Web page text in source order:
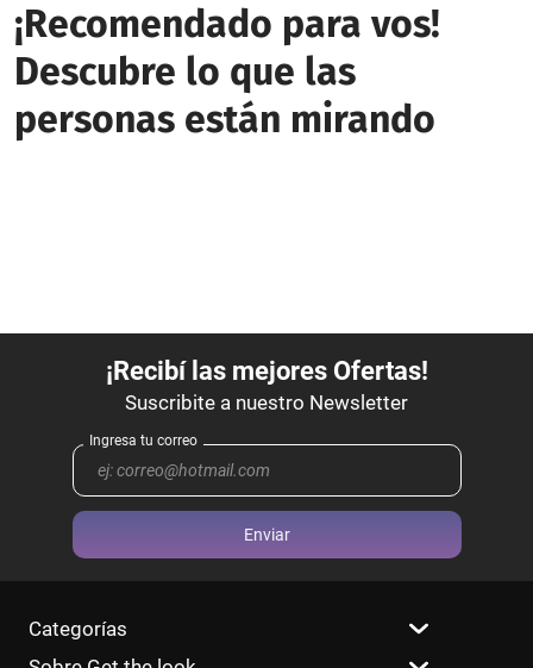
¡Recomendado para vos!
Descubre lo que las
personas están mirando
Enviar
Categorías